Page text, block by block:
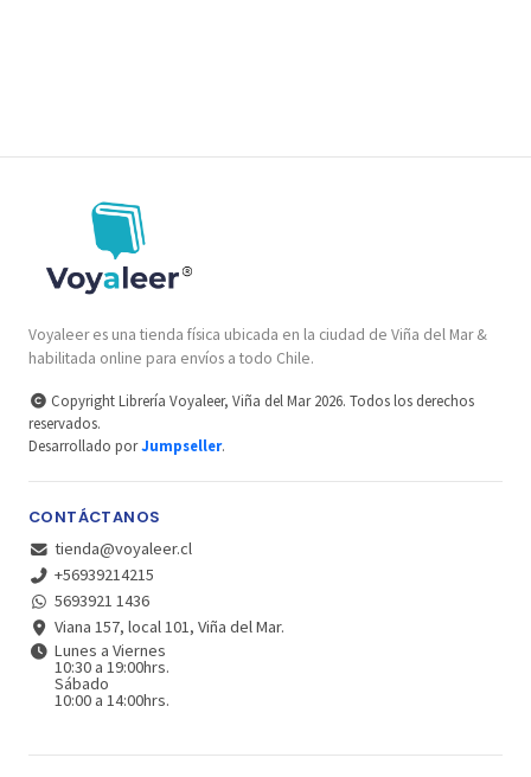
Voyaleer es una tienda física ubicada en la ciudad de Viña del Mar &
habilitada online para envíos a todo Chile.
Copyright Librería Voyaleer, Viña del Mar 2026. Todos los derechos
reservados.
Desarrollado porJumpseller.
CONTÁCTANOS
tienda@voyaleer.cl
+56939214215
5693921 1436
Viana 157, local 101, Viña del Mar.
Lunes a Viernes
10:30 a 19:00hrs.
Sábado
10:00 a 14:00hrs.